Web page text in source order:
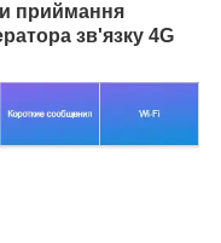
приймання
зв'язку 4G